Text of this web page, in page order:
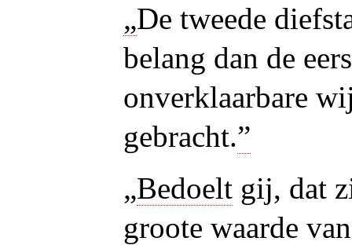
„De tweede
belang dan de
onverklaarbare
gebracht.”
„Bedoeltgij, dat
groote waarde